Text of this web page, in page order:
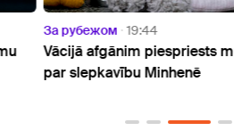
За рубежом 19:44
Vācijā afgānim piespriests
par slepkavību Minhenē